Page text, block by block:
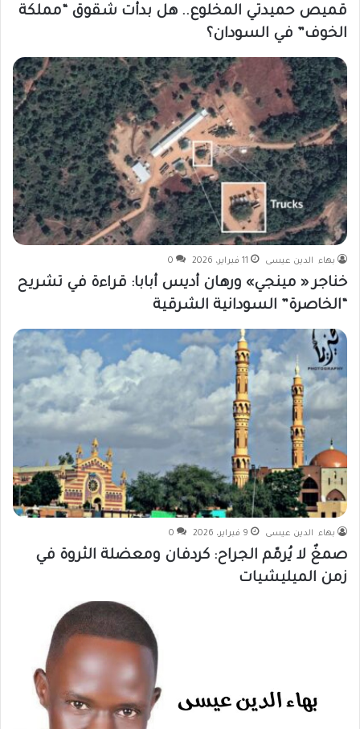
قميص حميدتي المخلوع.. هل بدأت شقوق “مملكة
الخوف” في السودان؟
بهاء الدين عيسى 11 فبراير، 2026 0
خناجر « مينجي» ورهان أديس أبابا: قراءة في تشريح
“الخاصرة” السودانية الشرقية
بهاء الدين عيسى 9 فبراير، 2026 0
صمغٌ لا يُرمّم الجراح: كردفان ومعضلة الثروة في
زمن الميليشيات